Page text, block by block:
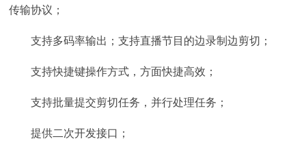
传输协议；
支持多码率输出；支持直播节目的边录制边剪切；
支持快捷键操作方式，方面快捷高效；
支持批量提交剪切任务，并行处理任务；
提供二次开发接口；